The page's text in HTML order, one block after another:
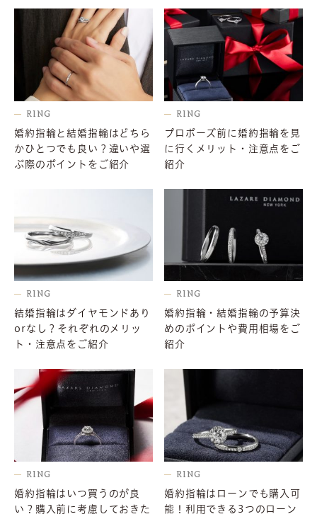
RING
婚約指輪と結婚指輪はどちら
かひとつでも良い？違いや選
ぶ際のポイントをご紹介
RING
プロポーズ前に婚約指輪を見
に行くメリット・注意点をご
紹介
RING
結婚指輪はダイヤモンドあり
orなし？それぞれのメリッ
ト・注意点をご紹介
RING
婚約指輪・結婚指輪の予算決
めのポイントや費用相場をご
紹介
RING
婚約指輪はいつ買うのが良
い？購入前に考慮しておきた
RING
婚約指輪はローンでも購入可
能！利用できる3つのローン